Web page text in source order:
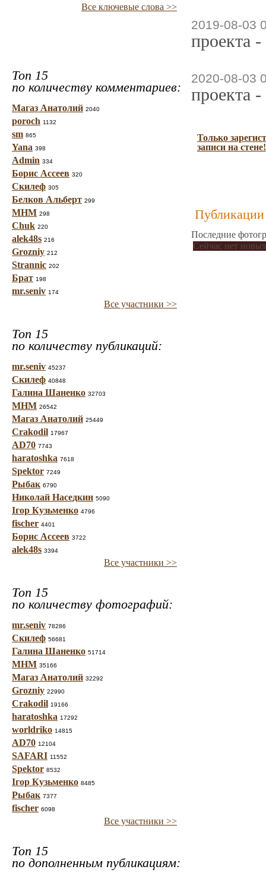
Все ключевые слова >>
Топ 15
по количеству комментариев:
Магаз Анатолий 2040
poroch 1132
sm 865
Yana 398
Admin 334
Борис Ассеев 320
Скилеф 305
Белков Альберт 299
МНМ 298
Chuk 220
alek48s 216
Grozniy 212
Strannic 202
Брат 198
mr.seniv 174
Все участники >>
Топ 15
по количеству публикаций:
mr.seniv 45237
Скилеф 40848
Галина Шаненко 32703
МНМ 26542
Магаз Анатолий 25449
Crakodil 17967
AD70 7743
haratoshka 7618
Spektor 7249
Рыбак 6790
Николай Наседкин 5090
Ігор Кузьменко 4796
fischer 4401
Борис Ассеев 3722
alek48s 3394
Все участники >>
Топ 15
по количеству фотографий:
mr.seniv 78286
Скилеф 56681
Галина Шаненко 51714
МНМ 35166
Магаз Анатолий 32292
Grozniy 22990
Crakodil 19166
haratoshka 17292
worldriko 14815
AD70 12104
SAFARI 11552
Spektor 8532
Ігор Кузьменко 8485
Рыбак 7377
fischer 6098
Все участники >>
Топ 15
по дополненным публикациям:
2019-08-03
проекта
2020-08-03
проекта
Только
записи на стене!
Публикации
Последние
Сейчас нет